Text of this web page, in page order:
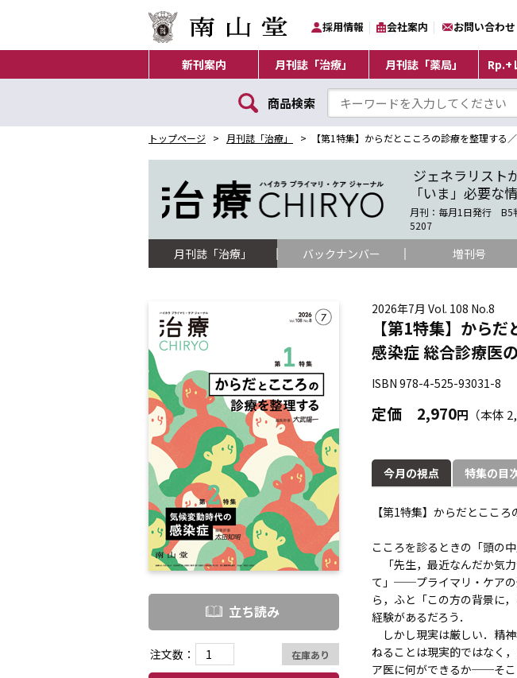
採用情報 会社案内 お問い合わせ
新刊案内 月刊誌「治療」 月刊誌「薬局」 Rp.+
商品検索
トップページ 月刊誌「治療」 【第1特集】からだとこころの診療を整理す
ジェネラリスト
「いま」必要な
月刊：毎月1日発行 B5
5207
月刊誌「治療」 バックナンバー 増刊号
立ち読み
注文数： 在庫あり
2026年7月 Vol. 108 No.8
【第1特集】から
感染症 総合診療医
ISBN 978-4-525-93031-8
定価 2,970円 （本体
今月の視点 特集の目
【第1特集】からだとここ
こころを診るときの「頭の中
「先生，最近なんだか気
て」──プライマリ・ケアの
ら，ふと「この方の背景に
経験があるだろう．
しかし現実は厳しい．精
ねることは現実的ではなく
ア医に何ができるか──そこ